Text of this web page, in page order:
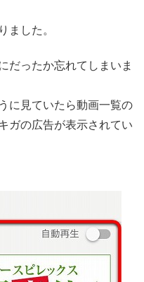
ました。
だったか忘れてしまいま
に見ていたら動画一覧の
ガの広告が表示されてい